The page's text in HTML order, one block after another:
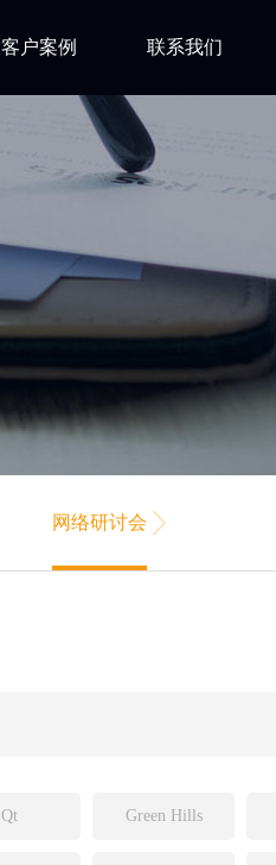
客户案例 联系我们
网络研讨会
Qt Green Hills